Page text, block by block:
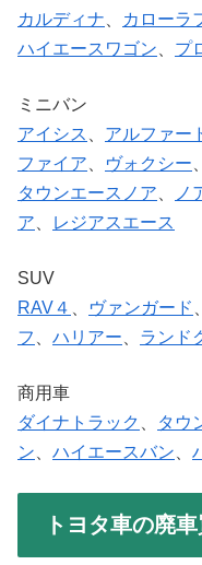
カルディナ
カローラ
ハイエースワゴン
プ
ミニバン
アイシス
アルファー
ファイア
ヴォクシー
タウンエースノア
ノ
ア
レジアスエース
SUV
RAV４
ヴァンガード
フ
ハリアー ランド
商用車
ダイナトラック
タウ
ン
ハイエースバン
トヨタ車の廃